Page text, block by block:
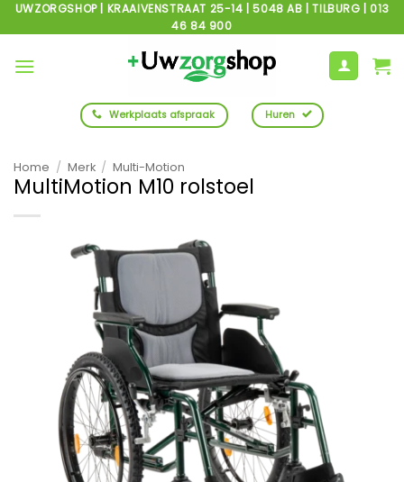
Ga
naar
inhoud
UWZORGSHOP | KRAAIVENSTRAAT 25-14 | 5048 AB | TILBURG | 013
46 84 900
Werkplaats afspraak Huren
Home / Merk / Multi-Motion
MultiMotion M10 rolstoel